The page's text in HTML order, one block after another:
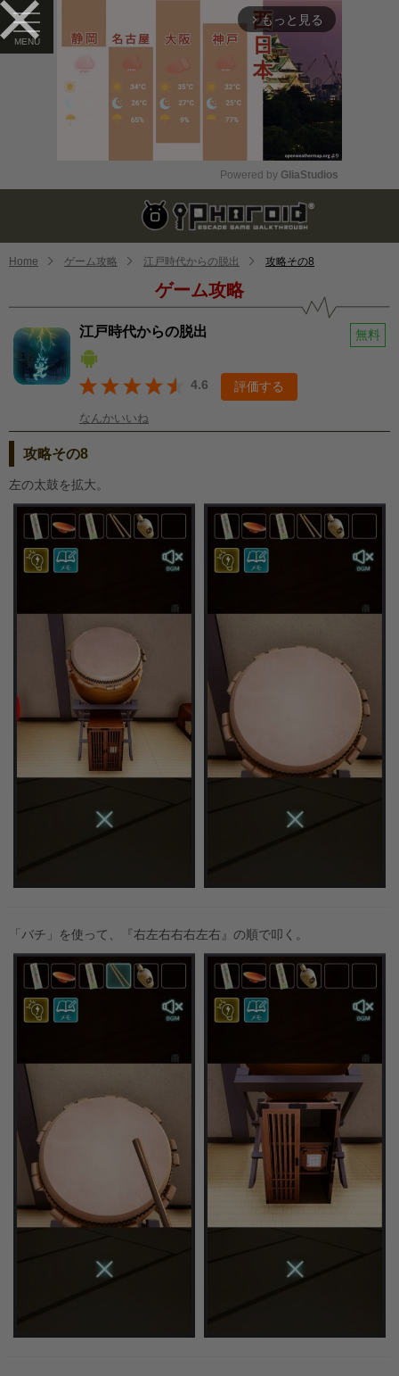
arrow_forward_ios もっと見る
Mute
Powered by GliaStudios
Home ゲーム攻略 江戸時代からの脱出 攻略その8
ゲーム攻略
江戸時代からの脱出 無料
4.6 評価する
なんかいいね
攻略その8
左の太鼓を拡大。
「バチ」を使って、『右左右右右左右』の順で叩く。